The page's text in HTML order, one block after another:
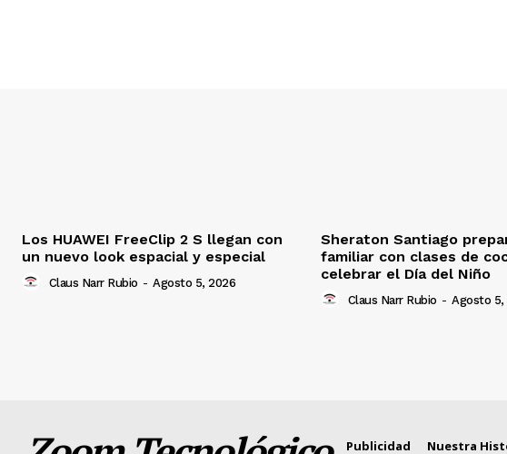
Los HUAWEI FreeClip 2 S llegan con
un nuevo look espacial y especial
Claus Narr Rubio - Agosto 5, 2026
Sheraton Santiago
familiar con clases de
celebrar el Día del Niño
Claus Narr Rubio - Agosto 5,
Publicidad Nuestra